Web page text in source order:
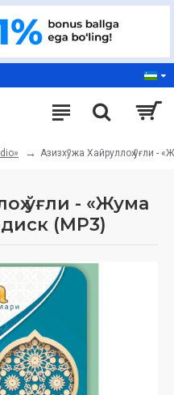
Азизхўжа Хайруллоҳ ўғли -
ўғли - «Жума
(МР3)